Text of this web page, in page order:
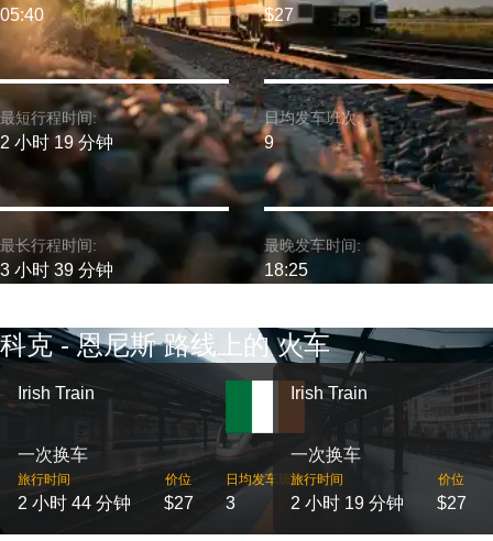
最短行程时间:
2 小时 19 分钟
05:40
最长行程时间:
3 小时 39 分钟
$27
日均发车班次:
9
最晚发车时间:
18:25
科克 - 恩尼斯 路线上的 火车
Irish Train
一次换车
旅行时间
2 小时 44 分钟
价位
$27
日均发车班次
3
Irish Train
一次换车
旅行时间
2 小时 19 分钟
价位
$27